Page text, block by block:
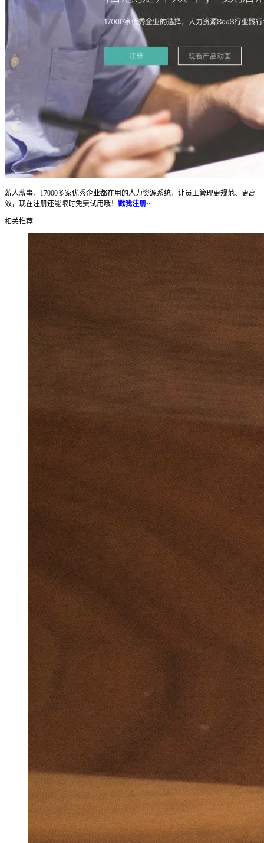
薪人薪事，17000多家优秀企业都在用的人力资源系统，让员工管理更规范、更高
效，现在注册还能限时免费试用哦！ 戳我注册~
相关推荐